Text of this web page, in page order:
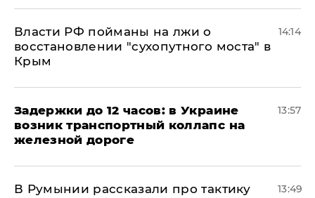
Власти РФ пойманы на лжи о
восстановлении "сухопутного моста" в
Крым
14:14
Задержки до 12 часов: в Украине
возник транспортный коллапс на
железной дороге
13:57
В Румынии рассказали про тактику
13:49